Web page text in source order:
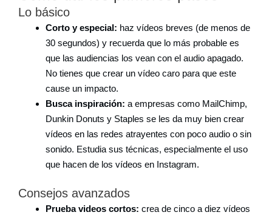
Lo básico
Corto y especial: haz vídeos breves (de menos de
30 segundos) y recuerda que lo más probable es
que las audiencias los vean con el audio apagado.
No tienes que crear un vídeo caro para que este
cause un impacto.
Busca inspiración: a empresas como MailChimp,
Dunkin Donuts y Staples se les da muy bien crear
vídeos en las redes atrayentes con poco audio o sin
sonido. Estudia sus técnicas, especialmente el uso
que hacen de los vídeos en Instagram.
Consejos avanzados
Prueba videos cortos: crea de cinco a diez vídeos